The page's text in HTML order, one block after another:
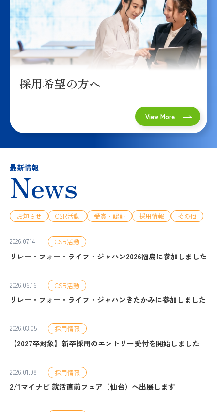
採用希望の方へ
View More
最新情報
News
お知らせ CSR活動 受賞・認証 採用情報 その他
2026.07.14 CSR活動
リレー・フォー・ライフ・ジャパン2026福島に参加しました
2026.06.16 CSR活動
リレー・フォー・ライフ・ジャパンきたかみに参加しました
2026.03.05 採用情報
【2027卒対象】新卒採用のエントリー受付を開始しました
2026.01.08 採用情報
2/1マイナビ 就活直前フェア（仙台）へ出展します